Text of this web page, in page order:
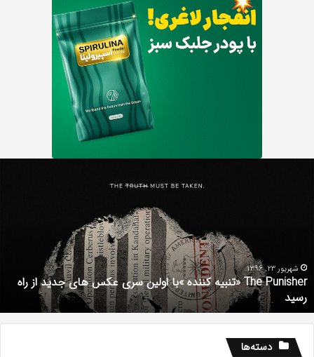
عکس
های
جدید
از
راه
رسید
شهریور 23, 1396
The Punisher «تنبیه کننده »با اولین سری عکس های جدید از راه
رسید
دسته‌ها